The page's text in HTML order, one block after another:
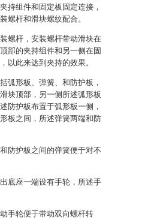
持组件和固定板固定连接，
螺杆和滑块螺纹配合。
螺杆，安装螺杆带动滑块在
部的夹持组件和另一侧在固
以此来达到夹持的效果。
弧形板、弹簧、和防护板，
块顶部，另一侧所述弧形板
防护板布置于弧形板一侧，
板之间，所述弹簧两端和防
防护板之间的弹簧便于对不
底座一端设有手轮，所述手
手轮便于带动双向螺杆转